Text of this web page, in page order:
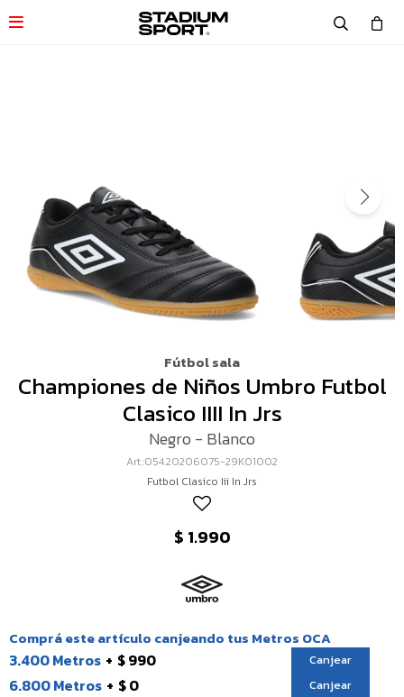

Fútbol sala
Championes de Niños Umbro Futbol
Clasico IIII In Jrs
Negro - Blanco
054.20206075-29K01002
Futbol Clasico Iii In Jrs
$ 1.990
Comprá este artículo canjeando tus Metros OCA
3.400 Metros $ 990 Canjear
6.800 Metros $ 0 Canjear